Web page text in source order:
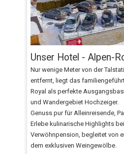
Unser Hotel - Alpen-
Nur wenige Meter von der
entfernt, liegt das
Royal als perfekte
und Wandergebiet Hochzeiger.
Genuss pur für Alleinreisende,
Erlebe kulinarische Highlights
Verwöhnpension, begleitet von
dem exklusiven Weingewölbe.